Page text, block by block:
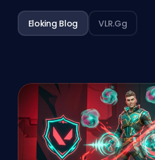
Eloking Blog VLR.gg